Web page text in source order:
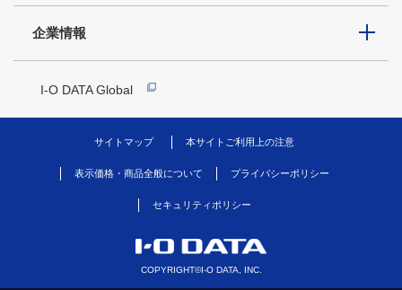
企業情報
I-O DATA Global
サイトマップ 本サイトご利用上の注意
表示価格・商品全般について プライバシーポリシー
セキュリティポリシー
COPYRIGHT©I-O DATA, INC.